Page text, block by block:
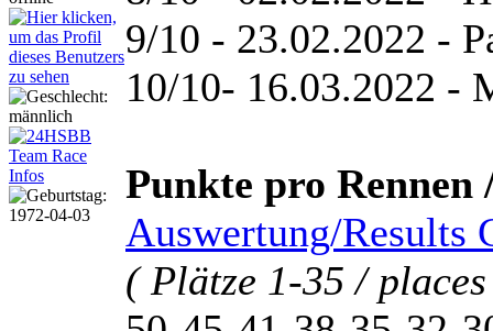
9/10 - 23.02.2022 -
10/10- 16.03.2022 -
Punkte pro Rennen
Auswertung/Results
( Plätze 1-35 /